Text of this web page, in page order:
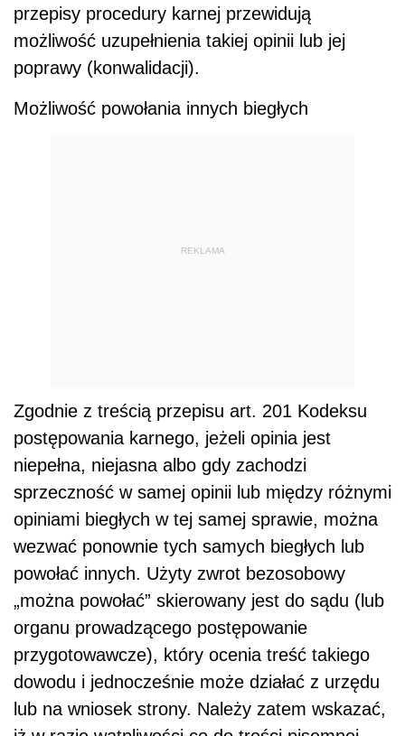
przepisy procedury karnej przewidują
możliwość uzupełnienia takiej opinii lub jej
poprawy (konwalidacji).
Możliwość powołania innych biegłych
REKLAMA
Zgodnie z treścią przepisu art. 201 Kodeksu
postępowania karnego, jeżeli opinia jest
niepełna, niejasna albo gdy zachodzi
sprzeczność w samej opinii lub między różnymi
opiniami biegłych w tej samej sprawie, można
wezwać ponownie tych samych biegłych lub
powołać innych. Użyty zwrot bezosobowy
„można powołać” skierowany jest do sądu (lub
organu prowadzącego postępowanie
przygotowawcze), który ocenia treść takiego
dowodu i jednocześnie może działać z urzędu
lub na wniosek strony. Należy zatem wskazać,